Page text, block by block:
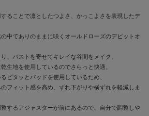
することで凛としたつよさ、かっこよさを表現したデ
中でありのままに咲くオールドローズのデビットオ
、バストを寄せてキレイな谷間をメイク。
生地を使用しているのでさらっと快適。
ピタッとパッドを使用しているため、
フィット感を高め、ずれ下がりや横ずれを軽減しま
整するアジャスターが前にあるので、自分で調整しや